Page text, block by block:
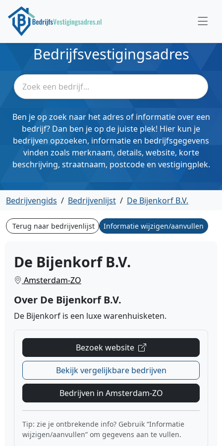
Bedrijfsvestigingsadres
Ben je op zoek naar het adres of informatie over een
bedrijf? Dan ben je op de juiste plek! Hier kun je
bedrijven opzoeken, informatie en bedrijfsgegevens
vinden zoals merknaam, details, website, korte
beschrijving, straatnaam, postcode en vestigingplek.
Bedrijvengids / Bedrijvenlijst / De Bijenkorf B.V.
Terug naar bedrijvenlijst Informatie wijzigen/aanvullen
De Bijenkorf B.V.
Amsterdam-ZO
Over De Bijenkorf B.V.
De Bijenkorf is een luxe warenhuisketen.
Bezoek website
Bekijk vergelijkbare bedrijven
Bedrijven in Amsterdam-ZO
Tip: zie je ontbrekende info? Gebruik “Informatie
wijzigen/aanvullen” om gegevens aan te vullen.